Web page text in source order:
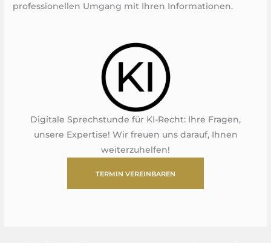
professionellen Umgang mit Ihren Informationen.
Digitale Sprechstunde für KI-Recht: Ihre Fragen,
unsere Expertise! Wir freuen uns darauf, Ihnen
weiterzuhelfen!
TERMIN VEREINBAREN